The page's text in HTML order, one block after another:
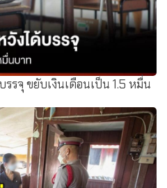
รจุ ขยับเงินเดือนเป็น 1.5 หมื่น